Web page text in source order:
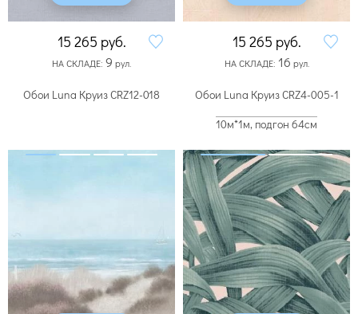
15 265 руб.
НА СКЛАДЕ: 9 рул.
15 265 руб.
НА СКЛАДЕ: 16 рул.
Обои Luna Круиз CRZ12-018
Обои Luna Круиз CRZ4-005-1
10м*1м, подгон 64см